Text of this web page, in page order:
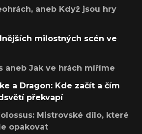
aneb Když jsou hry
milostných scén ve
aneb Jak ve hrách míříme
a Dragon: Kde začít a čím
překvapí
Mistrovské dílo, které
opakovat